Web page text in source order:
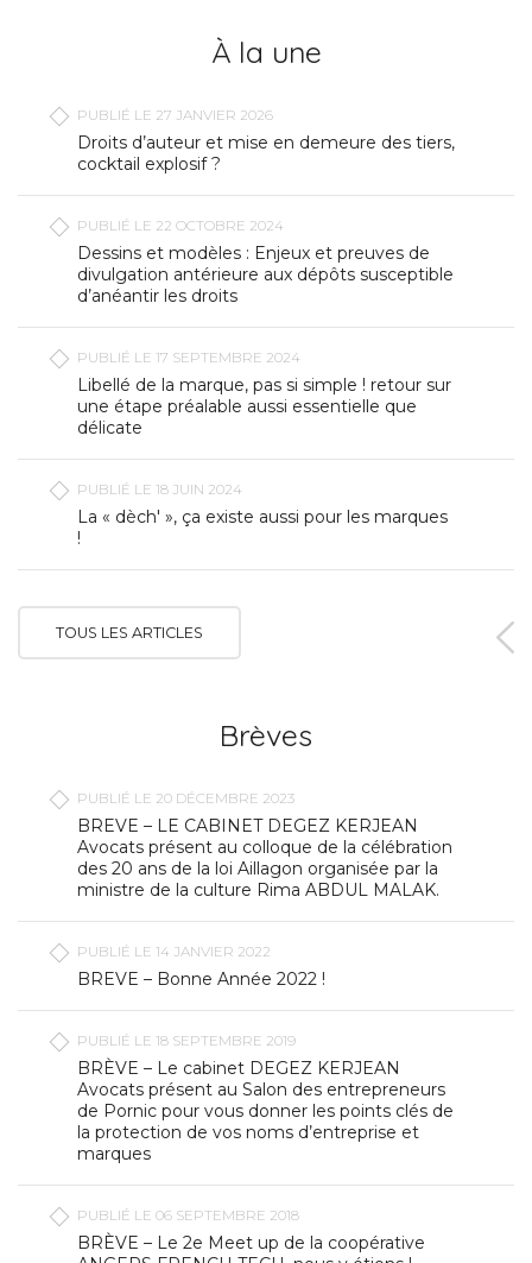
À la une
PUBLIÉ LE 27 JANVIER 2026
Droits d’auteur et mise en demeure des tiers,
cocktail explosif ?
PUBLIÉ LE 22 OCTOBRE 2024
Dessins et modèles : Enjeux et preuves de
divulgation antérieure aux dépôts susceptible
d’anéantir les droits
PUBLIÉ LE 17 SEPTEMBRE 2024
Libellé de la marque, pas si simple ! retour sur
une étape préalable aussi essentielle que
délicate
PUBLIÉ LE 18 JUIN 2024
La « dèch' », ça existe aussi pour les marques
!
TOUS LES ARTICLES
Brèves
PUBLIÉ LE 20 DÉCEMBRE 2023
BREVE – LE CABINET DEGEZ KERJEAN
Avocats présent au colloque de la célébration
des 20 ans de la loi Aillagon organisée par la
ministre de la culture Rima ABDUL MALAK.
PUBLIÉ LE 14 JANVIER 2022
BREVE – Bonne Année 2022 !
PUBLIÉ LE 18 SEPTEMBRE 2019
BRÈVE – Le cabinet DEGEZ KERJEAN
Avocats présent au Salon des entrepreneurs
de Pornic pour vous donner les points clés de
la protection de vos noms d’entreprise et
marques
PUBLIÉ LE 06 SEPTEMBRE 2018
BRÈVE – Le 2e Meet up de la coopérative